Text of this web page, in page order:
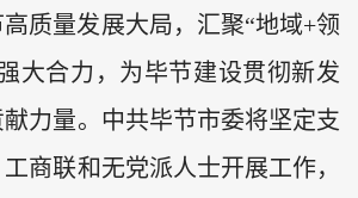
质量发展大局，汇聚“地域+领
大合力，为毕节建设贯彻新发
力量。中共毕节市委将坚定支
商联和无党派人士开展工作，